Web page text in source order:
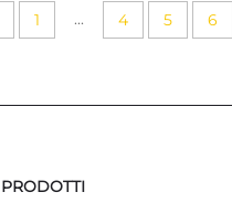
scelta del contenitore
con il brand. Scarica
1 ... 4 5 6
PRODOTTI